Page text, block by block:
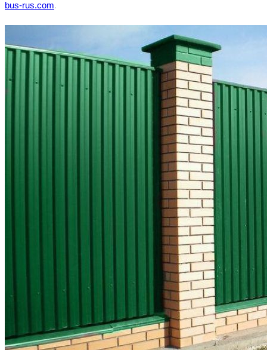
bus-rus.com.